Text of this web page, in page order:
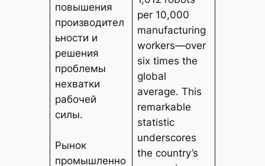
повышения
производител
ьности и
решения
проблемы
нехватки
рабочей
силы.
Рынок
промышленно
per 10,000
manufacturing
workers—over
six times the
global
average. This
remarkable
statistic
underscores
the country’s